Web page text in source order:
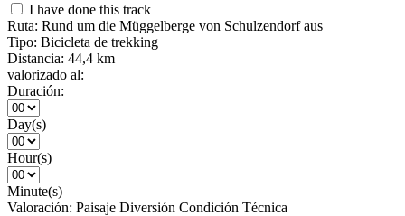
I have done this track
Ruta: Rund um die Müggelberge von Schulzendorf aus
Tipo: Bicicleta de trekking
Distancia: 44,4 km
valorizado al:
Duración:
Day(s)
Hour(s)
Minute(s)
Valoración: Paisaje Diversión Condición Técnica